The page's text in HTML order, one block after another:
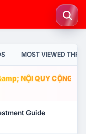
MOST VIEWED
NỘI QUY CỘNG
Guide